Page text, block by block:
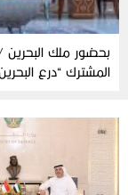
بحضور ملك
المشترك “درع